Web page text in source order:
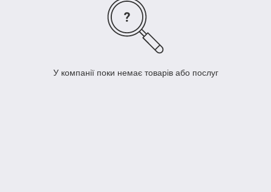
У компанії поки немає товарів або послуг